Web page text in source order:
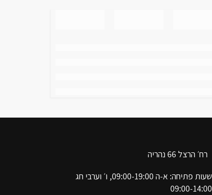
רח׳ הרצל 66 נהריה
שעות פתיחה: א-ה 09:00-19:00, ו׳ וערבי חג
09:00-14:00